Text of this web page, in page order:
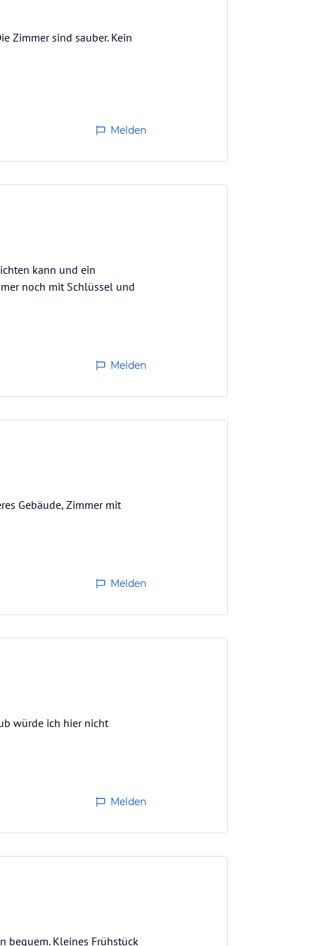
Zimmer sind sauber. Kein
Melden
kann und ein
noch mit Schlüssel und
Melden
Gebäude, Zimmer mit
Melden
würde ich hier nicht
Melden
bequem. Kleines Frühstück